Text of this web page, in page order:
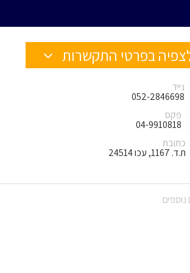
בפרטי התקשרות
נייד
052-2846698
פקס
04-9910818
כתובת
ת.ד. 1167, עכו 24514